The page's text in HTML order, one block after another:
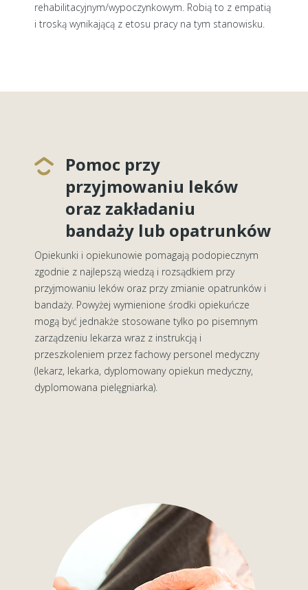
rehabilitacyjnym/wypoczynkowym. Robią to z empatią
i troską wynikającą z etosu pracy na tym stanowisku.
Pomoc przy
przyjmowaniu leków
oraz zakładaniu
bandaży lub opatrunków
Opiekunki i opiekunowie pomagają podopiecznym
zgodnie z najlepszą wiedzą i rozsądkiem przy
przyjmowaniu leków oraz przy zmianie opatrunków i
bandaży. Powyżej wymienione środki opiekuńcze
mogą być jednakże stosowane tylko po pisemnym
zarządzeniu lekarza wraz z instrukcją i
przeszkoleniem przez fachowy personel medyczny
(lekarz, lekarka, dyplomowany opiekun medyczny,
dyplomowana pielęgniarka).